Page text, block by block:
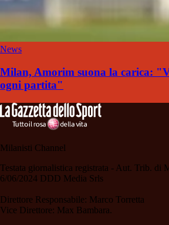
News
Milan, Amorim suona la carica:
ogni partita"
Milanisti Channel
Testata giornalistica registrata - Aut. Trib. di
6/06/2024 DDD Media Srls
Direttore Responsabile: Marco Torretta
Vice Direttore: Max Bambara.